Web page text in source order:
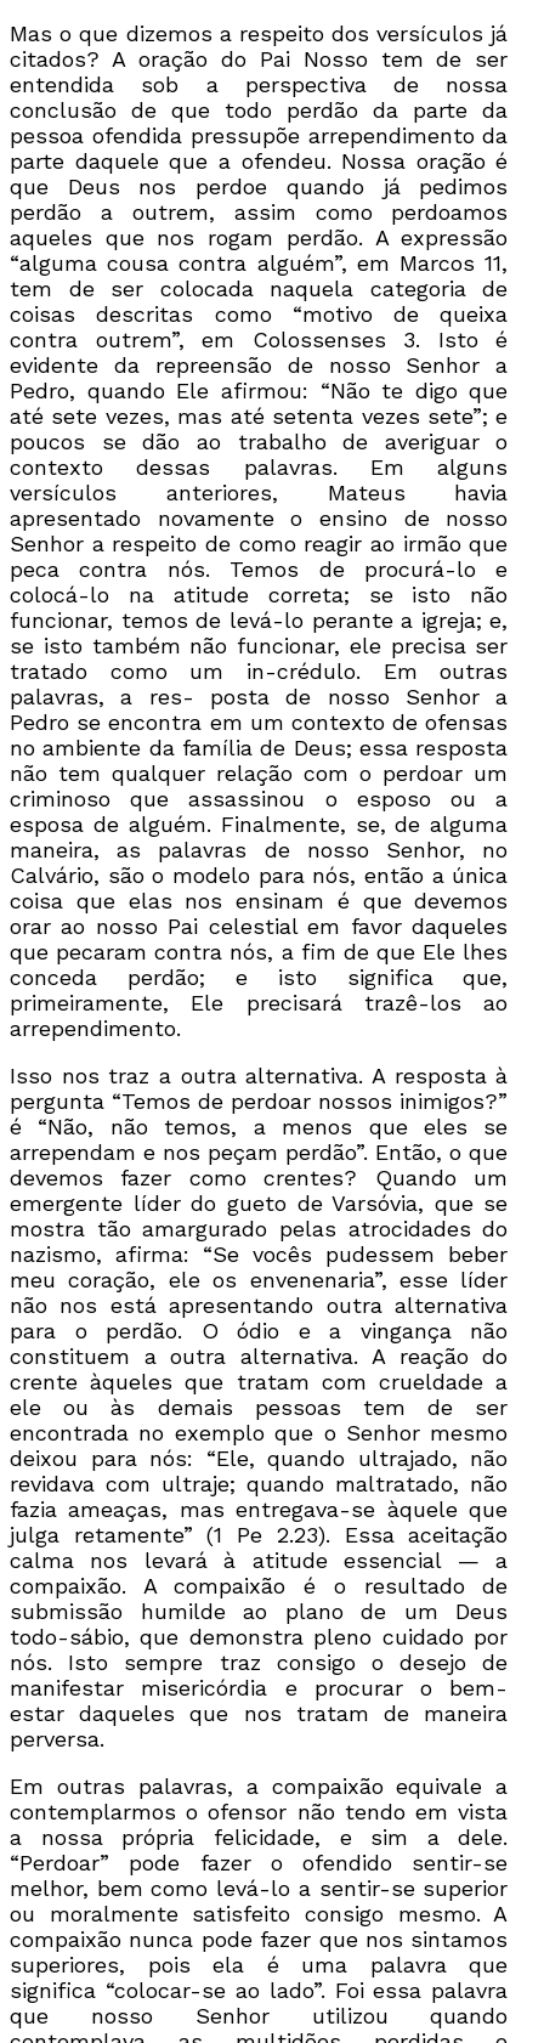
Mas o que dizemos a respeito dos versículos já
citados? A oração do Pai Nosso tem de ser
entendida sob a perspectiva de nossa
conclusão de que todo perdão da parte da
pessoa ofendida pressupõe arrependimento da
parte daquele que a ofendeu. Nossa oração é
que Deus nos perdoe quando já pedimos
perdão a outrem, assim como perdoamos
aqueles que nos rogam perdão. A expressão
“alguma cousa contra alguém”, em Marcos 11,
tem de ser colocada naquela categoria de
coisas descritas como “motivo de queixa
contra outrem”, em Colossenses 3. Isto é
evidente da repreensão de nosso Senhor a
Pedro, quando Ele afirmou: “Não te digo que
até sete vezes, mas até setenta vezes sete”; e
poucos se dão ao trabalho de averiguar o
contexto dessas palavras. Em alguns
versículos anteriores, Mateus havia
apresentado novamente o ensino de nosso
Senhor a respeito de como reagir ao irmão que
peca contra nós. Temos de procurá-lo e
colocá-lo na atitude correta; se isto não
funcionar, temos de levá-lo perante a igreja; e,
se isto também não funcionar, ele precisa ser
tratado como um in-crédulo. Em outras
palavras, a res- posta de nosso Senhor a
Pedro se encontra em um contexto de ofensas
no ambiente da família de Deus; essa resposta
não tem qualquer relação com o perdoar um
criminoso que assassinou o esposo ou a
esposa de alguém. Finalmente, se, de alguma
maneira, as palavras de nosso Senhor, no
Calvário, são o modelo para nós, então a única
coisa que elas nos ensinam é que devemos
orar ao nosso Pai celestial em favor daqueles
que pecaram contra nós, a fim de que Ele lhes
conceda perdão; e isto significa que,
primeiramente, Ele precisará trazê-los ao
arrependimento.
Isso nos traz a outra alternativa. A resposta à
pergunta “Temos de perdoar nossos inimigos?”
é “Não, não temos, a menos que eles se
arrependam e nos peçam perdão”. Então, o que
devemos fazer como crentes? Quando um
emergente líder do gueto de Varsóvia, que se
mostra tão amargurado pelas atrocidades do
nazismo, afirma: “Se vocês pudessem beber
meu coração, ele os envenenaria”, esse líder
não nos está apresentando outra alternativa
para o perdão. O ódio e a vingança não
constituem a outra alternativa. A reação do
crente àqueles que tratam com crueldade a
ele ou às demais pessoas tem de ser
encontrada no exemplo que o Senhor mesmo
deixou para nós: “Ele, quando ultrajado, não
revidava com ultraje; quando maltratado, não
fazia ameaças, mas entregava-se àquele que
julga retamente” (1 Pe 2.23). Essa aceitação
calma nos levará à atitude essencial — a
compaixão. A compaixão é o resultado de
submissão humilde ao plano de um Deus
todo-sábio, que demonstra pleno cuidado por
nós. Isto sempre traz consigo o desejo de
manifestar misericórdia e procurar o bem-
estar daqueles que nos tratam de maneira
perversa.
Em outras palavras, a compaixão equivale a
contemplarmos o ofensor não tendo em vista
a nossa própria felicidade, e sim a dele.
“Perdoar” pode fazer o ofendido sentir-se
melhor, bem como levá-lo a sentir-se superior
ou moralmente satisfeito consigo mesmo. A
compaixão nunca pode fazer que nos sintamos
superiores, pois ela é uma palavra que
significa “colocar-se ao lado”. Foi essa palavra
que nosso Senhor utilizou quando